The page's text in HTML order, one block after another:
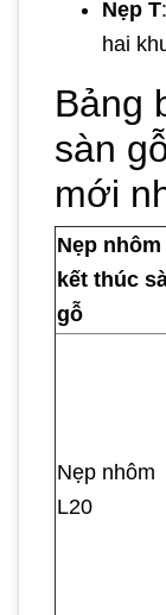
Nẹp T
hai
Bảng
sàn
mới
Nẹp nhôm
kết thúc
gỗ
Nẹp nhôm
L20